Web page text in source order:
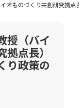
オものづくり共創研究拠点
授（バイ
点長）
り政策の